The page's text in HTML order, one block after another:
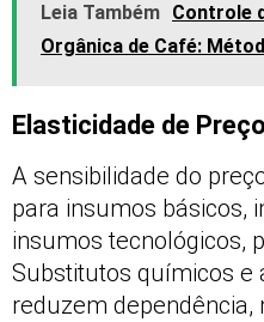
Leia Também Controle
Orgânica de Café:
Elasticidade de
A sensibilidade do
para insumos básicos,
insumos tecnológicos,
Substitutos químicos e
reduzem dependência,